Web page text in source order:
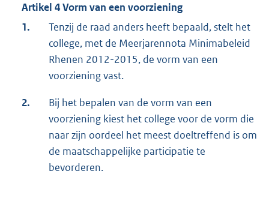
Artikel 4 Vorm van een voorziening
1.
Tenzij de raad anders heeft bepaald, stelt het
college, met de Meerjarennota Minimabeleid
Rhenen 2012-2015, de vorm van een
voorziening vast.
2.
Bij het bepalen van de vorm van een
voorziening kiest het college voor de vorm die
naar zijn oordeel het meest doeltreffend is om
de maatschappelijke participatie te
bevorderen.